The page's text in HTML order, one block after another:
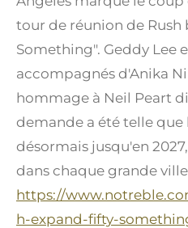
tour de réunion de Rush
Something". Geddy Lee
accompagnés d'Anika
hommage à Neil Peart
demande a été telle que
désormais jusqu'en
dans chaque grande
https://
h-expand-fifty-